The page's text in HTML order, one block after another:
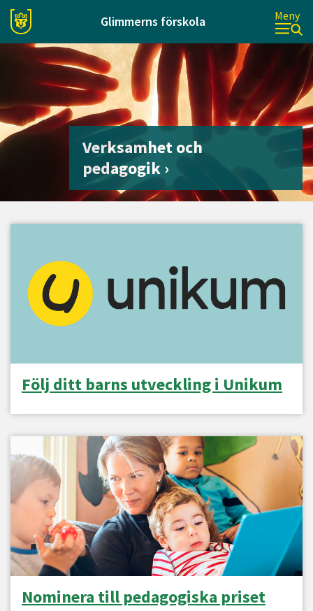
Glimmerns förskola Meny
Verksamhet och
pedagogik
Följ ditt barns utveckling i Unikum
Nominera till pedagogiska priset